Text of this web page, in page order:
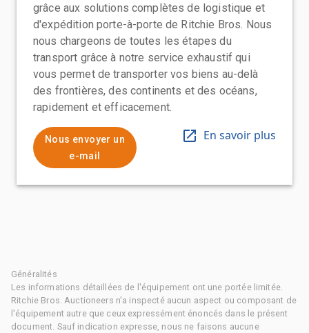
grâce aux solutions complètes de logistique et
d'expédition porte-à-porte de Ritchie Bros. Nous
nous chargeons de toutes les étapes du
transport grâce à notre service exhaustif qui
vous permet de transporter vos biens au-delà
des frontières, des continents et des océans,
rapidement et efficacement.
Nous envoyer un
e-mail
En savoir plus
Généralités
Les informations détaillées de l'équipement ont une portée limitée.
Ritchie Bros. Auctioneers n'a inspecté aucun aspect ou composant de
l'équipement autre que ceux expressément énoncés dans le présent
document. Sauf indication expresse, nous ne faisons aucune